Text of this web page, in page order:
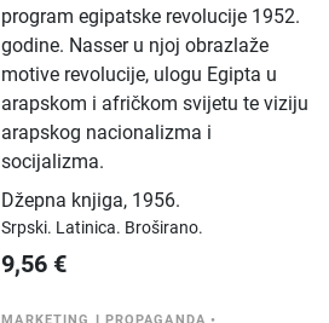
program egipatske revolucije 1952.
godine. Nasser u njoj obrazlaže
motive revolucije, ulogu Egipta u
arapskom i afričkom svijetu te viziju
arapskog nacionalizma i
socijalizma.
Džepna knjiga, 1956.
Srpski. Latinica. Broširano.
9,56 €
MARKETING I PROPAGANDA •